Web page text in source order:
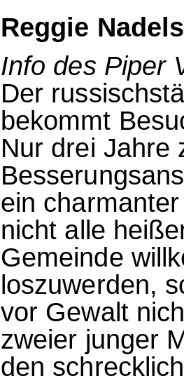
Reggie
Info des Piper
Der
bekommt
Nur drei Jahre
ein
nicht alle
Gemeinde
loszuwerden,
vor Gewalt
zweier junger
den